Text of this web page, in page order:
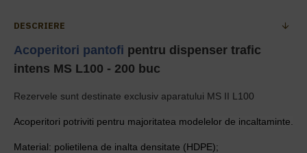
DESCRIERE
Acoperitori pantofi pentru dispenser trafic
intens MS L100 - 200 buc
Rezervele sunt destinate exclusiv aparatului MS II L100
Acoperitori potriviti pentru majoritatea modelelor de incaltaminte.
Material: polietilena de inalta densitate (HDPE);